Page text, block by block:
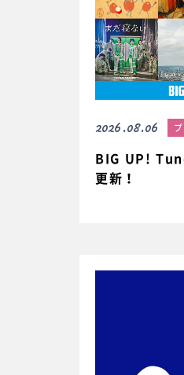
2026.08.06
BIG UP!
更新！